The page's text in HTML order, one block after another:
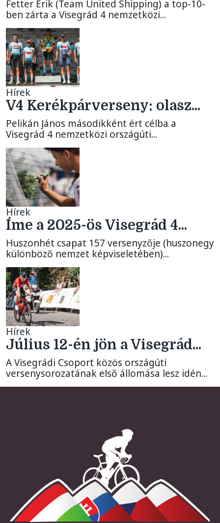
Fetter Erik (Team United Shipping) a top-10-
ben zárta a Visegrád 4 nemzetközi...
Hírek
V4 Kerékpárverseny: olasz...
Pelikán János másodikként ért célba a
Visegrád 4 nemzetközi országúti...
Hírek
Íme a 2025-ös Visegrád 4...
Huszonhét csapat 157 versenyzője (huszonegy
különböző nemzet képviseletében)...
Hírek
Július 12-én jön a Visegrád...
A Visegrádi Csoport közös országúti
versenysorozatának első állomása lesz idén...